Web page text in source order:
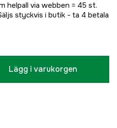
helpall via webben = 45 st.
styckvis i butik - ta 4 betala
Lägg i varukorgen